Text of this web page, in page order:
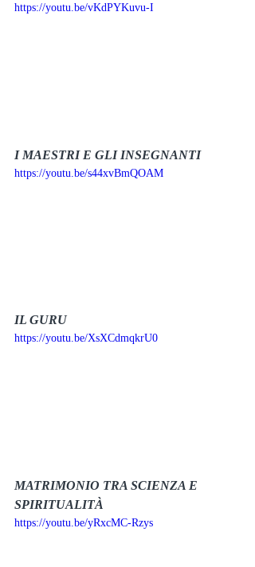
https://youtu.be/vKdPYKuvu-I
I MAESTRI E GLI INSEGNANTI
https://youtu.be/s44xvBmQOAM
IL GURU
https://youtu.be/XsXCdmqkrU0
MATRIMONIO TRA SCIENZA E
SPIRITUALITÀ
https://youtu.be/yRxcMC-Rzys